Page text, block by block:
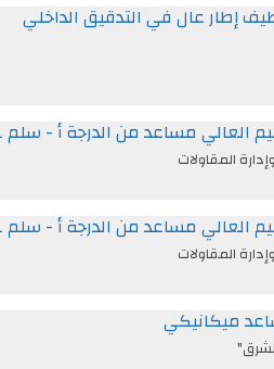
عال في التدقيق الداخلي
مساعد من الدرجة أ - سلم 11
مساعد من الدرجة أ - سلم 11